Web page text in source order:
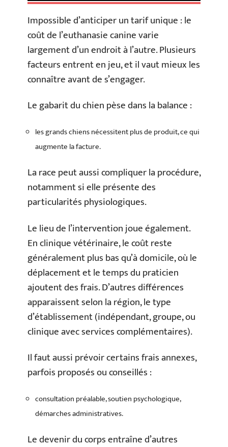
Impossible d’anticiper un tarif unique : le
coût de l’euthanasie canine varie
largement d’un endroit à l’autre. Plusieurs
facteurs entrent en jeu, et il vaut mieux les
connaître avant de s’engager.
Le gabarit du chien pèse dans la balance :
les grands chiens nécessitent plus de produit, ce qui
augmente la facture.
La race peut aussi compliquer la procédure,
notamment si elle présente des
particularités physiologiques.
Le lieu de l’intervention joue également.
En clinique vétérinaire, le coût reste
généralement plus bas qu’à domicile, où le
déplacement et le temps du praticien
ajoutent des frais. D’autres différences
apparaissent selon la région, le type
d’établissement (indépendant, groupe, ou
clinique avec services complémentaires).
Il faut aussi prévoir certains frais annexes,
parfois proposés ou conseillés :
consultation préalable, soutien psychologique,
démarches administratives.
Le devenir du corps entraîne d’autres